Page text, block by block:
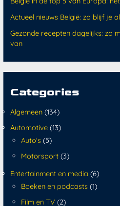
Actueel nieuws België: zo blijf je
Gezonde recepten dagelijks: zo
van
Categories
Algemeen (134)
Automotive (13)
Auto's(5)
Motorsport(3)
Entertainment en media (6)
Boeken en podcasts(1)
Film en TV (2)